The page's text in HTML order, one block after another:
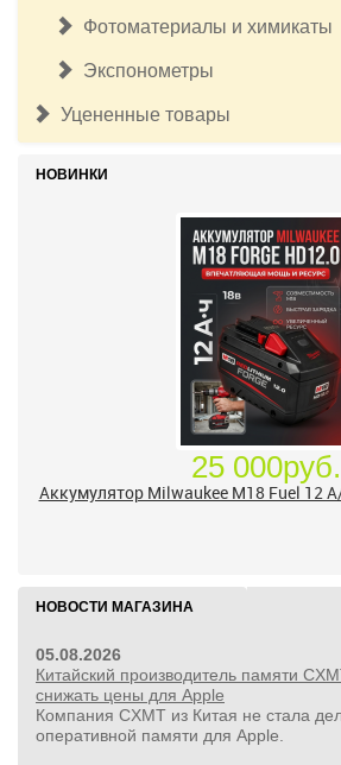
Фотоматериалы и химикаты
Экспонометры
Уцененные товары
НОВИНКИ
25 000руб.
Аккумулятор Milwaukee M18 Fuel 12
НОВОСТИ МАГАЗИНА
05.08.2026
Китайский производитель памяти
снижать цены для Apple
Компания CXMT из Китая не стала
оперативной памяти для Apple.